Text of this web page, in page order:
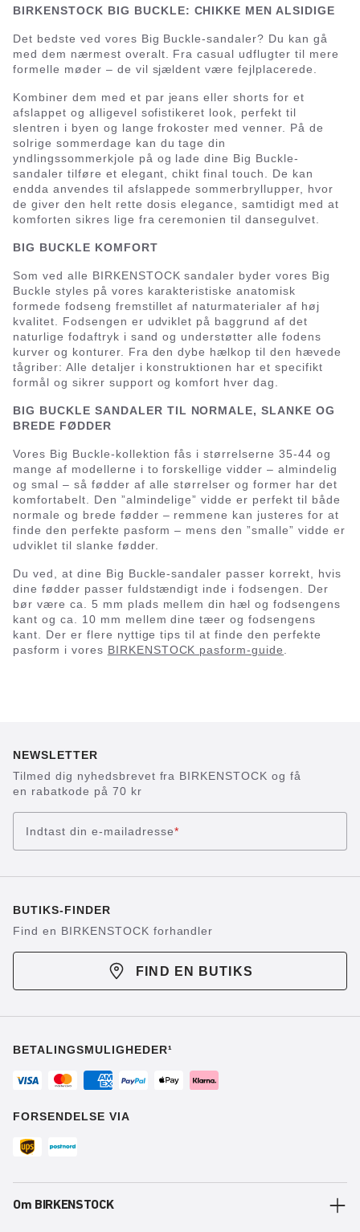
BIRKENSTOCK BIG BUCKLE: CHIKKE MEN ALSIDIGE
Det bedste ved vores Big Buckle-sandaler? Du kan gå
med dem nærmest overalt. Fra casual udflugter til mere
formelle møder – de vil sjældent være fejlplacerede.
Kombiner dem med et par jeans eller shorts for et
afslappet og alligevel sofistikeret look, perfekt til
slentren i byen og lange frokoster med venner. På de
solrige sommerdage kan du tage din
yndlingssommerkjole på og lade dine Big Buckle-
sandaler tilføre et elegant, chikt final touch. De kan
endda anvendes til afslappede sommerbryllupper, hvor
de giver den helt rette dosis elegance, samtidigt med at
komforten sikres lige fra ceremonien til dansegulvet.
BIG BUCKLE KOMFORT
Som ved alle BIRKENSTOCK sandaler byder vores Big
Buckle styles på vores karakteristiske anatomisk
formede fodseng fremstillet af naturmaterialer af høj
kvalitet. Fodsengen er udviklet på baggrund af det
naturlige fodaftryk i sand og understøtter alle fodens
kurver og konturer. Fra den dybe hælkop til den hævede
tågriber: Alle detaljer i konstruktionen har et specifikt
formål og sikrer support og komfort hver dag.
BIG BUCKLE SANDALER TIL NORMALE, SLANKE OG
BREDE FØDDER
Vores Big Buckle-kollektion fås i størrelserne 35-44 og
mange af modellerne i to forskellige vidder – almindelig
og smal – så fødder af alle størrelser og former har det
komfortabelt. Den ”almindelige” vidde er perfekt til både
normale og brede fødder – remmene kan justeres for at
finde den perfekte pasform – mens den ”smalle” vidde er
udviklet til slanke fødder.
Du ved, at dine Big Buckle-sandaler passer korrekt, hvis
dine fødder passer fuldstændigt inde i fodsengen. Der
bør være ca. 5 mm plads mellem din hæl og fodsengens
kant og ca. 10 mm mellem dine tæer og fodsengens
kant. Der er flere nyttige tips til at finde den perfekte
pasform i vores BIRKENSTOCK pasform-guide
NEWSLETTER
Tilmed dig nyhedsbrevet fra BIRKENSTOCK og få
en rabatkode på 70 kr
Indtast din e-mailadresse*
BUTIKS-FINDER
Find en BIRKENSTOCK forhandler
FIND EN BUTIKS
BETALINGSMULIGHEDER¹
FORSENDELSE VIA
Om BIRKENSTOCK